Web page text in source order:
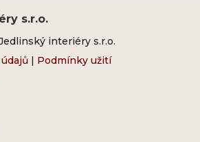
s.r.o.
interiéry s.r.o.
| Podmínky užití